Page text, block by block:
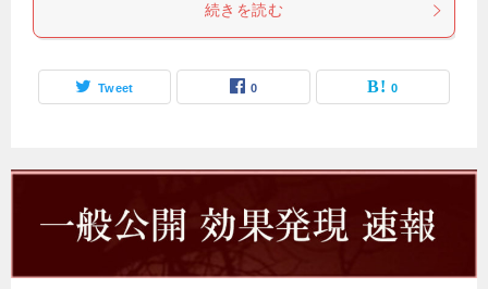
続きを読む
Tweet 0 0